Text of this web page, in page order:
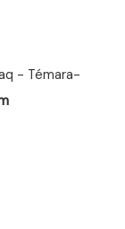
- Témara-